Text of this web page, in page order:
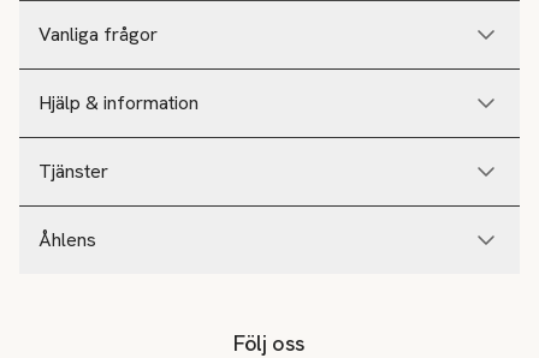
Vanliga frågor
Hjälp & information
Tjänster
Åhlens
Följ oss